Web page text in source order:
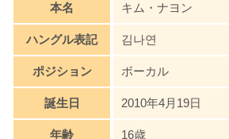
本名 キム・ナヨン
ハングル表記 김나연
ポジション ボーカル
誕生日 2010年4月19日
年齢 16歳